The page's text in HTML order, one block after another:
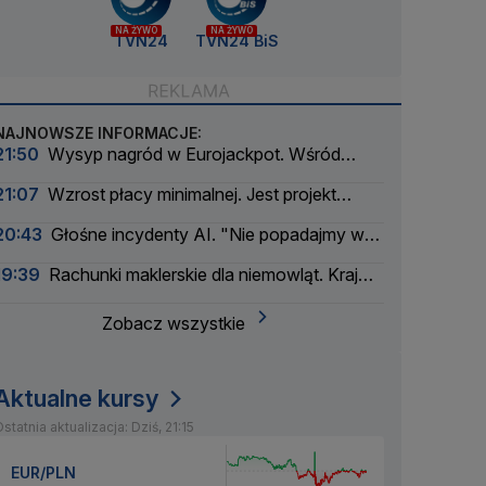
NA ŻYWO
TVN24
NA ŻYWO
TVN24 BiS
INFORMACJE:
Wysyp nagród w Eurojackpot. Wśród
Wzrost płacy minimalnej. Jest projekt
Głośne incydenty AI. "Nie popadajmy w
Rachunki maklerskie dla niemowląt. Kraj
Zobacz wszystkie
kursy
aktualizacja: Dziś, 21:15
EUR/PLN